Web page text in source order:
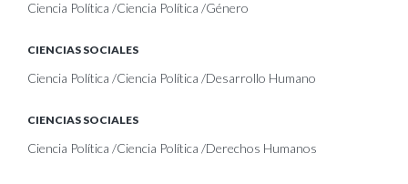
Ciencia Política /Ciencia Política /Género
CIENCIAS SOCIALES
Ciencia Política /Ciencia Política /Desarrollo Humano
CIENCIAS SOCIALES
Ciencia Política /Ciencia Política /Derechos Humanos